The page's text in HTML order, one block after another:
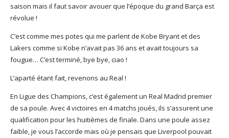
saison mais il faut savoir avouer que l’époque du grand Barça est
révolue !
C’est comme mes potes qui me parlent de Kobe Bryant et des
Lakers comme si Kobe n’avait pas 36 ans et avait toujours sa
fougue… C’est terminé, bye bye, ciao !
L’aparté étant fait, revenons au Real !
En Ligue des Champions, c’est également un Real Madrid premier
de sa poule. Avec 4 victoires en 4 matchs joués, ils s’assurent une
qualification pour les huitièmes de finale. Dans une poule assez
faible, je vous l’accorde mais où je pensais que Liverpool pouvait